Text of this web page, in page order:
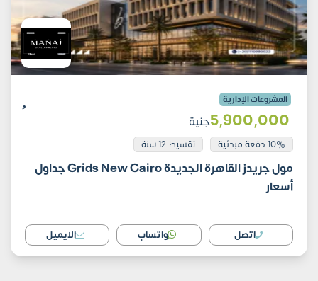
المشروعات الإدارية
5٬900٬000جنية
10% دفعة مبدئية تقسيط 12 سنة
مول جريدز القاهرة الجديدة Grids New Cairo جداول
أسعار
اتصل واتساب الايميل